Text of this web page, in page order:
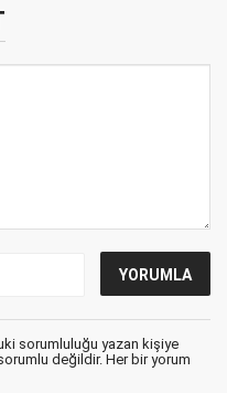
sorumluluğu yazan kişiye
değildir. Her bir yorum